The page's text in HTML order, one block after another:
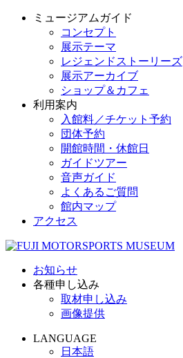
ミュージアムガイド
コンセプト
展示テーマ
レジェンドストーリーズ
展示アーカイブ
ショップ＆カフェ
利用案内
入館料／チケット予約
団体予約
開館時間・休館日
ガイドツアー
音声ガイド
よくあるご質問
館内マップ
アクセス
お知らせ
各種申し込み
取材申し込み
画像提供
LANGUAGE
日本語